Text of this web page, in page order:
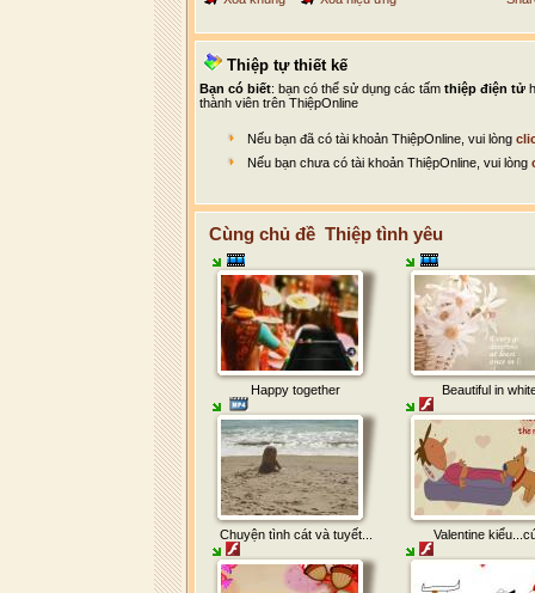
Thiệp tự thiết kế
Bạn có biết: bạn có thể sử dụng các tấm thiệp điện tử
thành viên trên ThiệpOnline
Nếu bạn đã có tài khoản ThiệpOnline, vui lòng
Nếu bạn chưa có tài khoản ThiệpOnline, vui lòng
Cùng chủ đề Thiệp tình yêu
Happy together Beautiful in
Chuyện tình cát và tuyết... Valentine